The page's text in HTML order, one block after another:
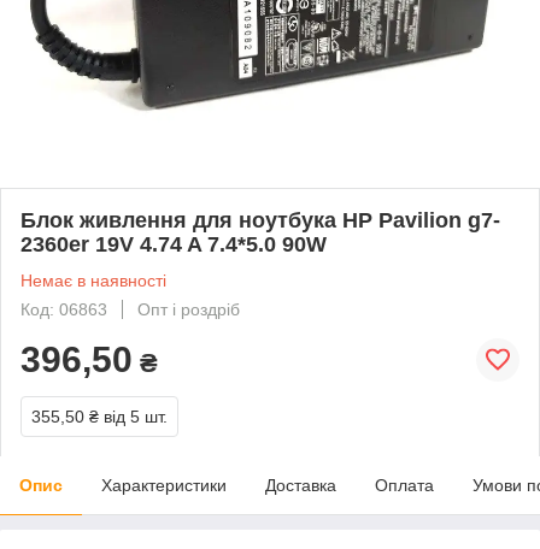
Блок живлення для ноутбука HP Pavilion g7-
2360er 19V 4.74 A 7.4*5.0 90W
Немає в наявності
Код: 06863
Опт і роздріб
396,50 ₴
355,50 ₴ від 5 шт.
Опис Характеристики Доставка Оплата Умови